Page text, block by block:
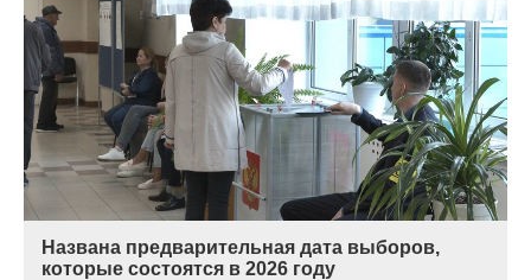
Названа предварительная дата выборов,
которые состоятся в 2026 году